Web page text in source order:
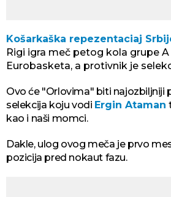
Košarkaška repezentaciaj
Rigi igra meč petog kola grupe
Eurobasketa, a protivnik je
Ovo će "Orlovima" biti najozbiljniji
selekcija koju vodi Ergin Ataman
kao i naši momci.
Dakle, ulog ovog meča je prvo
pozicija pred nokaut fazu.